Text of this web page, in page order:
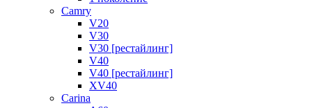
Camry
V20
V30
V30 [рестайлинг]
V40
V40 [рестайлинг]
XV40
Carina